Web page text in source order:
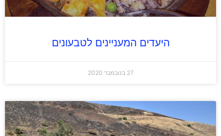
היעדים המעניינים לטבעונים
27 בנובמבר 2020